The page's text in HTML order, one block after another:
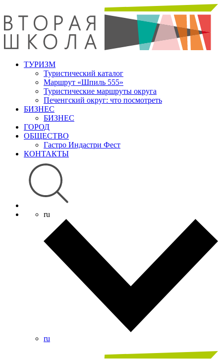
ТУРИЗМ
Туристический каталог
Маршрут «Шпиль 555»
Туристические маршруты округа
Печенгский округ: что посмотреть
БИЗНЕС
БИЗНЕС
ГОРОД
ОБЩЕСТВО
Гастро Индастри Фест
КОНТАКТЫ
ru
ru